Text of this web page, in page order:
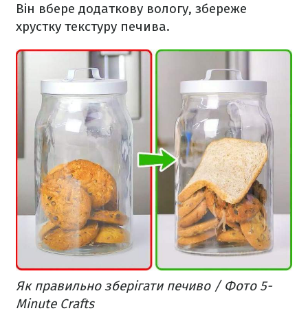
Він вбере додаткову вологу, збереже
хрустку текстуру печива.
Як правильно зберігати печиво / Фото 5-
Minute Crafts